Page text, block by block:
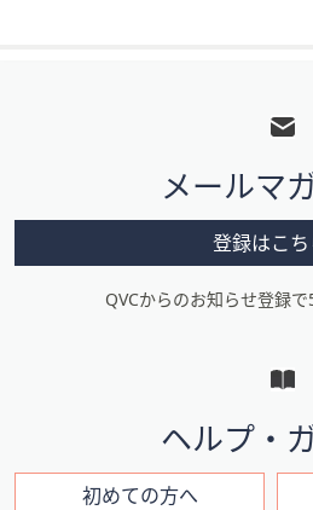
メ
ニ
ン
メールマ
登録はこち
QVCからのお知らせ登録
ヘルプ・
初めての方へ